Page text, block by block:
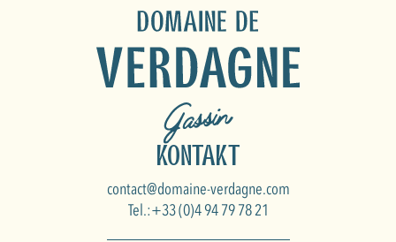
Kontakt
contact@domaine-verdagne.com
Tel.:+33 (0)4 94 79 78 21